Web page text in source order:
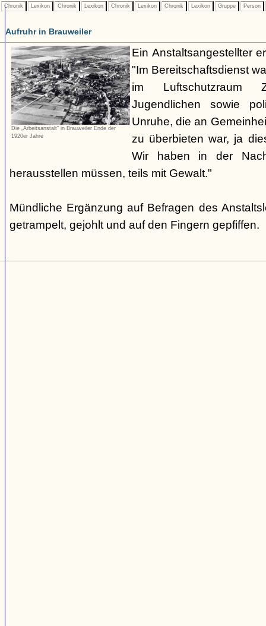
Chronik Lexikon Chronik Lexikon Chronik Lexikon Chronik Lexikon Gruppe Person
Aufruhr in Brauweiler
Die „Arbeitsanstalt“ in Brauweiler Ende der
1920er Jahre
Ein Anstaltsangestellter
"Im Bereitschaftsdienst
im Luftschutzraum
Jugendlichen sowie
Unruhe, die an
zu überbieten war, ja
Wir haben in der
herausstellen müssen, teils mit Gewalt."
Mündliche Ergänzung auf Befragen des
getrampelt, gejohlt und auf den Fingern gepfiffen.